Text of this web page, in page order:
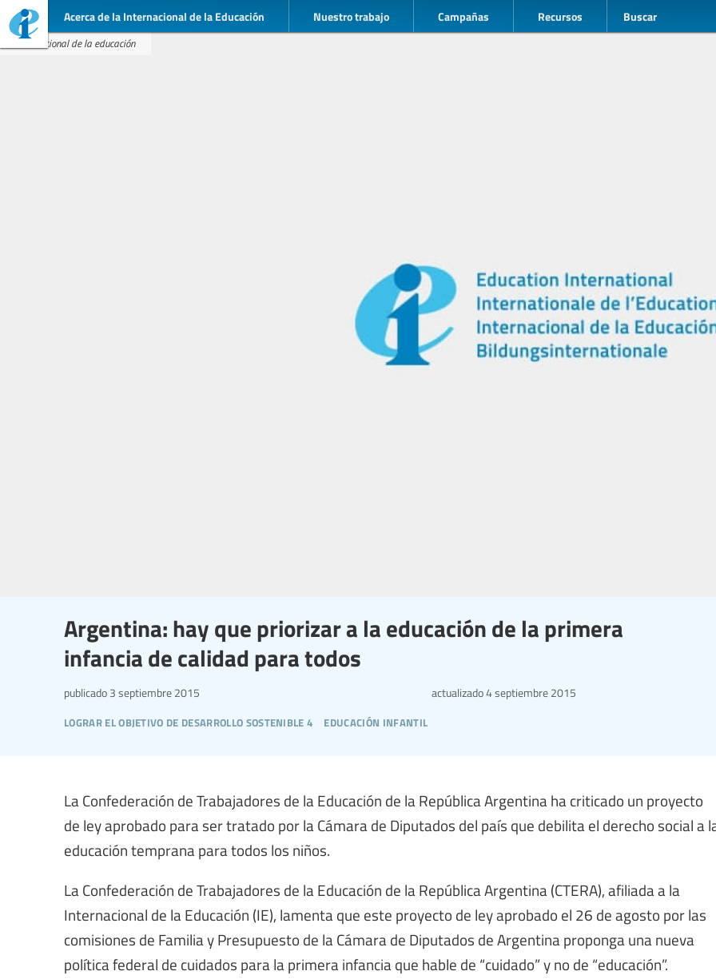
Acerca de la Internacional de la Educación Nuestro trabajo Campañas Recursos Buscar
Internacional de la educación
Argentina: hay que priorizar a la educación de la primera
infancia de calidad para todos
lograr el objetivo de desarrollo sostenible 4 educación infantil
publicado 3 septiembre 2015 actualizado4 septiembre 2015
La Confederación de Trabajadores de la Educación de la República Argentina ha criticado un proyecto
de ley aprobado para ser tratado por la Cámara de Diputados del país que debilita el derecho social a
educación temprana para todos los niños.
La Confederación de Trabajadores de la Educación de la República Argentina (CTERA), afiliada a la
Internacional de la Educación (IE), lamenta que este proyecto de ley aprobado el 26 de agosto por las
comisiones de Familia y Presupuesto de la Cámara de Diputados de Argentina proponga una nueva
política federal de cuidados para la primera infancia que hable de “cuidado” y no de “educación”.